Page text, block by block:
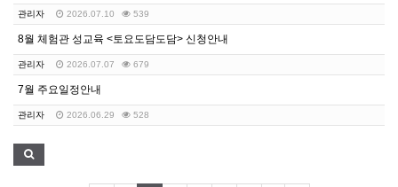
관리자 2026.07.10 539
8월 체험관 성교육 <토요도담도담> 신청안내
관리자 2026.07.07 679
7월 주요일정안내
관리자 2026.06.29 528